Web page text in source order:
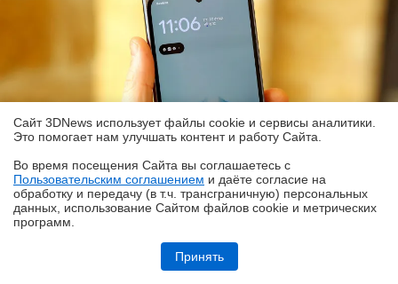
Обзор робота-уборщика Midea VCR V15 MAX ULTRA: не разменивайся
на мелочи (но не переплачивай)
Внешний дисплей прибавил в размерах, но
Сайт 3DNews использует файлы cookie и сервисы аналитики.
Это помогает нам улучшать контент и работу Cайта.
Во время посещения Cайта вы соглашаетесь с
Пользовательским соглашением и даёте согласие на
обработку и передачу (в т.ч. трансграничную) персональных
данных, использование Cайтом файлов cookie и метрических
программ.
Принять